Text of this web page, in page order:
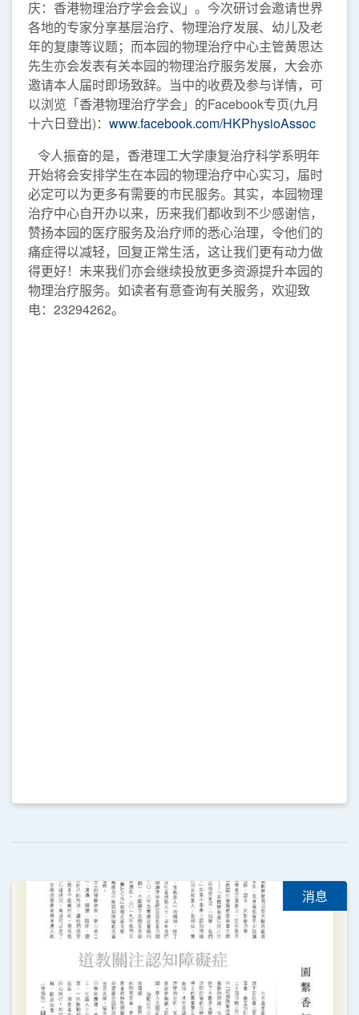
庆：香港物理治疗学会会议」。今次研讨会邀请世界
各地的专家分享基层治疗、物理治疗发展、幼儿及老
年的复康等议题；而本园的物理治疗中心主管黄思达
先生亦会发表有关本园的物理治疗服务发展，大会亦
邀请本人届时即场致辞。当中的收费及参与详情，可
以浏览「香港物理治疗学会」的Facebook专页(九月
十六日登出)： www.facebook.com/HKPhysioAssoc
令人振奋的是，香港理工大学康复治疗科学系明年
开始将会安排学生在本园的物理治疗中心实习，届时
必定可以为更多有需要的市民服务。其实，本园物理
治疗中心自开办以来，历来我们都收到不少感谢信，
赞扬本园的医疗服务及治疗师的悉心治理，令他们的
痛症得以减轻，回复正常生活，这让我们更有动力做
得更好！未来我们亦会继续投放更多资源提升本园的
物理治疗服务。如读者有意查询有关服务，欢迎致
电：23294262。
消息